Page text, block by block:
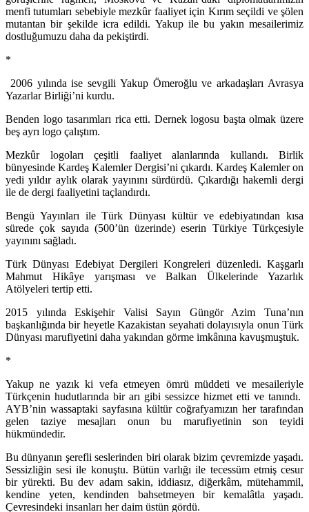
menfi tutumları sebebiyle mezkûr faaliyet için Kırım seçildi ve şölen
mutantan bir şekilde icra edildi. Yakup ile bu yakın mesailerimiz
dostluğumuzu daha da pekiştirdi.
*
2006 yılında ise sevgili Yakup Ömeroğlu ve arkadaşları Avrasya
Yazarlar Birliği’ni kurdu.
Benden logo tasarımları rica etti. Dernek logosu başta olmak üzere
beş ayrı logo çalıştım.
Mezkûr logoları çeşitli faaliyet alanlarında kullandı. Birlik
bünyesinde Kardeş Kalemler Dergisi’ni çıkardı. Kardeş Kalemler on
yedi yıldır aylık olarak yayınını sürdürdü. Çıkardığı hakemli dergi
ile de dergi faaliyetini taçlandırdı.
Bengü Yayınları ile Türk Dünyası kültür ve edebiyatından kısa
sürede çok sayıda (500’ün üzerinde) eserin Türkiye Türkçesiyle
yayınını sağladı.
Türk Dünyası Edebiyat Dergileri Kongreleri düzenledi. Kaşgarlı
Mahmut Hikâye yarışması ve Balkan Ülkelerinde Yazarlık
Atölyeleri tertip etti.
2015 yılında Eskişehir Valisi Sayın Güngör Azim Tuna’nın
başkanlığında bir heyetle Kazakistan seyahati dolayısıyla onun Türk
Dünyası marufiyetini daha yakından görme imkânına kavuşmuştuk.
*
Yakup ne yazık ki vefa etmeyen ömrü müddeti ve mesaileriyle
Türkçenin hudutlarında bir arı gibi sessizce hizmet etti ve tanındı.
AYB’nin wassaptaki sayfasına kültür coğrafyamızın her tarafından
gelen taziye mesajları onun bu marufiyetinin son teyidi
hükmündedir.
Bu dünyanın şerefli seslerinden biri olarak bizim çevremizde yaşadı.
Sessizliğin sesi ile konuştu. Bütün varlığı ile tecessüm etmiş cesur
bir yürekti. Bu dev adam sakin, iddiasız, diğerkâm, mütehammil,
kendine yeten, kendinden bahsetmeyen bir kemalâtla yaşadı.
Çevresindeki insanları her daim üstün gördü.